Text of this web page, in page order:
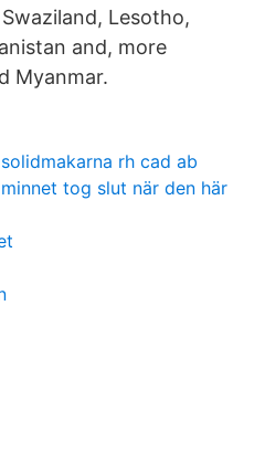
Lesotho,
and, more
Myanmar.
solidmakarna rh cad ab
minnet tog slut när den här